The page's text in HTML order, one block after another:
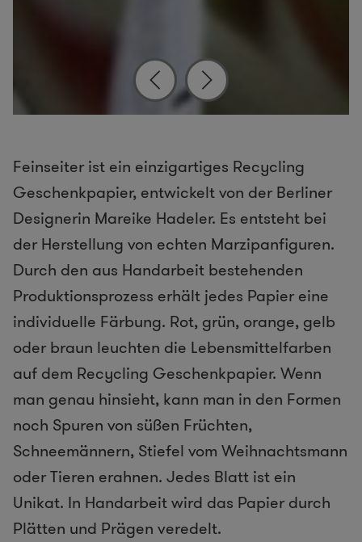
Feinseiter ist ein einzigartiges Recycling
Geschenkpapier, entwickelt von der Berliner
Designerin Mareike Hadeler. Es entsteht bei
der Herstellung von echten Marzipanfiguren.
Durch den aus Handarbeit bestehenden
Produktionsprozess erhält jedes Papier eine
individuelle Färbung. Rot, grün, orange, gelb
oder braun leuchten die Lebensmittelfarben
auf dem Recycling Geschenkpapier. Wenn
man genau hinsieht, kann man in den Formen
noch Spuren von süßen Früchten,
Schneemännern, Stiefel vom Weihnachtsmann
oder Tieren erahnen. Jedes Blatt ist ein
Unikat. In Handarbeit wird das Papier durch
Plätten und Prägen veredelt.